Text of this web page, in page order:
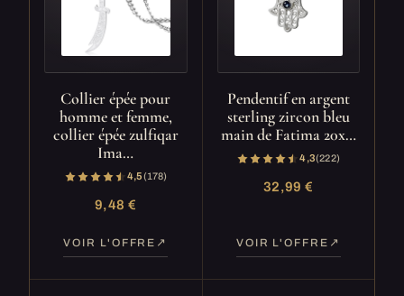
Collier épée pour
homme et femme,
collier épée zulfiqar
Ima…
4,5(178)
9,48 €
VOIR L'OFFRE
Pendentif en argent
sterling zircon bleu
main de Fatima 20x…
4,3(222)
32,99 €
VOIR L'OFFRE